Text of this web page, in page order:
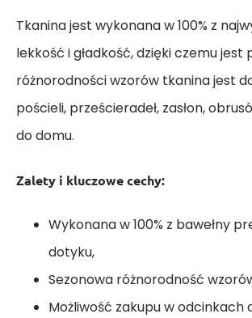
Tkanina jest wykonana w 100% z
lekkość i gładkość, dzięki czemu
różnorodności wzorów tkanina jest
pościeli, prześcieradeł, zasłon,
do domu.
Zalety i kluczowe cechy:
Wykonana w 100% z bawełny
dotyku,
Sezonowa różnorodność
Możliwość zakupu w